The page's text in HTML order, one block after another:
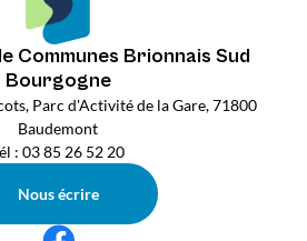
Communes Brionnais Sud
Bourgogne
Parc d'Activité de la Gare, 71800
Baudemont
: 03 85 26 52 20
Nous écrire